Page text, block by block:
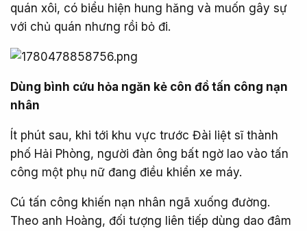
quán xôi, có biểu hiện hung hăng và muốn gây sự
với chủ quán nhưng rồi bỏ đi.
Dùng bình cứu hỏa ngăn kẻ côn đồ tấn công nạn
nhân
Ít phút sau, khi tới khu vực trước Đài liệt sĩ thành
phố Hải Phòng, người đàn ông bất ngờ lao vào tấn
công một phụ nữ đang điều khiển xe máy.
Cú tấn công khiến nạn nhân ngã xuống đường.
Theo anh Hoàng, đối tượng liên tiếp dùng dao đâm